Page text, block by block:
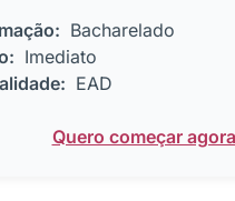
Bacharelado
Imediato
EAD
Quero começar agora